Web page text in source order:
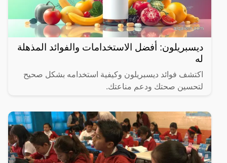
ديسبريلون: أفضل الاستخدامات والفوائد المذهلة
له
اكتشف فوائد ديسبريلون وكيفية استخدامه بشكل صحيح
لتحسين صحتك ودعم مناعتك.